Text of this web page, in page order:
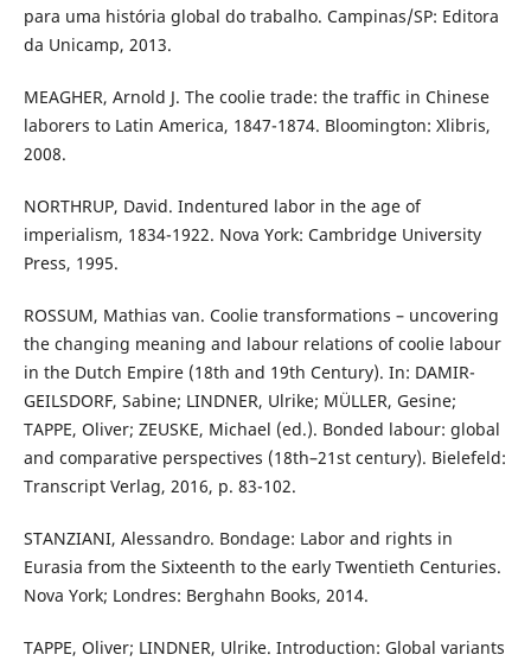
para uma história global do trabalho. Campinas/SP: Editora
da Unicamp, 2013.
MEAGHER, Arnold J. The coolie trade: the traffic in Chinese
laborers to Latin America, 1847-1874. Bloomington: Xlibris,
2008.
NORTHRUP, David. Indentured labor in the age of
imperialism, 1834-1922. Nova York: Cambridge University
Press, 1995.
ROSSUM, Mathias van. Coolie transformations – uncovering
the changing meaning and labour relations of coolie labour
in the Dutch Empire (18th and 19th Century). In: DAMIR-
GEILSDORF, Sabine; LINDNER, Ulrike; MÜLLER, Gesine;
TAPPE, Oliver; ZEUSKE, Michael (ed.). Bonded labour: global
and comparative perspectives (18th–21st century). Bielefeld:
Transcript Verlag, 2016, p. 83-102.
STANZIANI, Alessandro. Bondage: Labor and rights in
Eurasia from the Sixteenth to the early Twentieth Centuries.
Nova York; Londres: Berghahn Books, 2014.
TAPPE, Oliver; LINDNER, Ulrike. Introduction: Global variants